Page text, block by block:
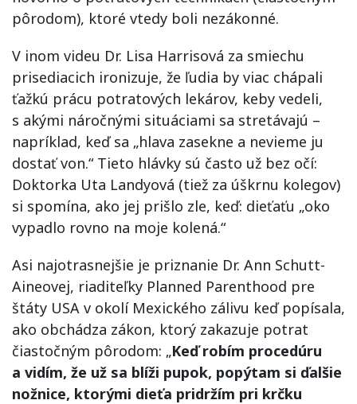
pôrodom), ktoré vtedy boli nezákonné.
V inom videu Dr. Lisa Harrisová za smiechu
prisediacich ironizuje, že ľudia by viac chápali
ťažkú prácu potratových lekárov, keby vedeli,
s akými náročnými situáciami sa stretávajú –
napríklad, keď sa „hlava zasekne a nevieme ju
dostať von.“ Tieto hlávky sú často už bez očí:
Doktorka Uta Landyová (tiež za úškrnu kolegov)
si spomína, ako jej prišlo zle, keď: dieťaťu „oko
vypadlo rovno na moje kolená.“
Asi najotrasnejšie je priznanie Dr. Ann Schutt-
Aineovej, riaditeľky Planned Parenthood pre
štáty USA v okolí Mexického zálivu keď popísala,
ako obchádza zákon, ktorý zakazuje potrat
čiastočným pôrodom: „Keď robím procedúru
a vidím, že už sa blíži pupok, popýtam si ďalšie
nožnice, ktorými dieťa pridržím pri krčku